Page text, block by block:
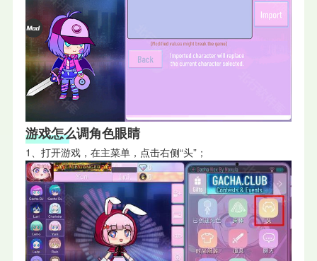
游戏怎么调角色眼睛
1、打开游戏，在主菜单，点击右侧“头”；